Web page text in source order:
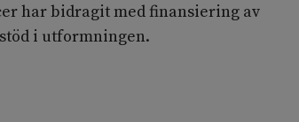
har bidragit med finansiering av
i utformningen.